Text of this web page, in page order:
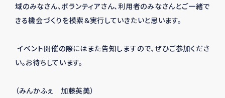
域のみなさん、ボランティアさん、利用者のみなさんとご一緒で
きる機会づくりを模索＆実行していきたいと思います。
イベント開催の際にはまた告知しますので、ぜひご参加くださ
い。お待ちしています。
（みんかふぇ 加藤英美）